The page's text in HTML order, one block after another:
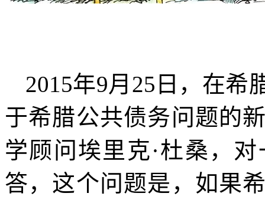
2015年9月 25 日，在希
于希腊公共债务问题的
学顾问埃里克·杜桑，
答，这个问题是，如果